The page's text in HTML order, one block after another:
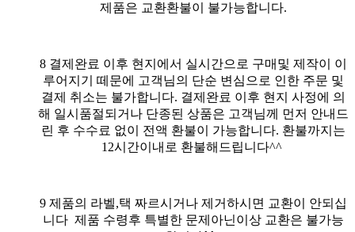
제품은 교환환불이 불가능합니다.
8 결제완료 이후 현지에서 실시간으로 구매및 제작이 이
루어지기 떼문에 고객님의 단순 변심으로 인한 주문 및
결제 취소는 불가합니다. 결제완료 이후 현지 사정에 의
해 일시품절되거나 단종된 상품은 고객님께 먼저 안내드
린 후 수수료 없이 전액 환불이 가능합니다. 환불까지는
12시간이내로 환불해드립니다^^
9 제품의 라벨,택 짜르시거나 제거하시면 교환이 안되십
니다 제품 수령후 특별한 문제아닌이상 교환은 불가능